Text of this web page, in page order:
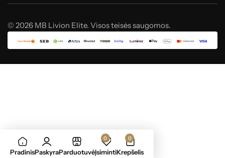
© 2026 MB Livion Elite. Visos teisės saugomos.
PradinisPaskyraParduotuvė
0
Įsiminti
0
Krepšelis